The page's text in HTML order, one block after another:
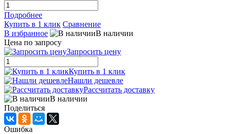
Подробнее
Купить в 1 клик Сравнение
В избранное
В наличии
Цена по запросу
Запросить цену
Купить в 1 клик
Нашли дешевле
Рассчитать доставку
В наличии
Поделиться
Ошибка